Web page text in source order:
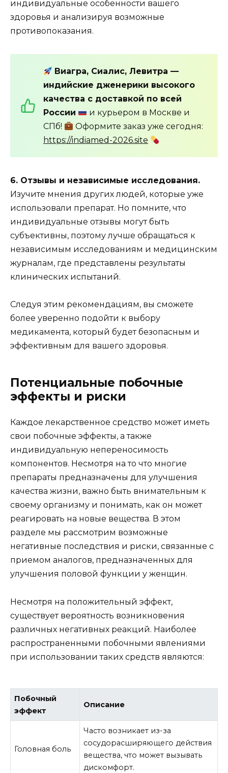
индивидуальные особенности вашего
здоровья и анализируя возможные
противопоказания.
Виагра, Сиалис, Левитра —
индийские дженерики высокого
качества с доставкой по всей
России
и курьером в Москве и
СПб!
Оформите заказ уже сегодня:
https://indiamed-2026.site
6. Отзывы и независимые исследования.
Изучите мнения других людей, которые уже
использовали препарат. Но помните, что
индивидуальные отзывы могут быть
субъективны, поэтому лучше обращаться к
независимым исследованиям и медицинским
журналам, где представлены результаты
клинических испытаний.
Следуя этим рекомендациям, вы сможете
более уверенно подойти к выбору
медикамента, который будет безопасным и
эффективным для вашего здоровья.
Потенциальные побочные
эффекты и риски
Каждое лекарственное средство может иметь
свои побочные эффекты, а также
индивидуальную непереносимость
компонентов. Несмотря на то что многие
препараты предназначены для улучшения
качества жизни, важно быть внимательным к
своему организму и понимать, как он может
реагировать на новые вещества. В этом
разделе мы рассмотрим возможные
негативные последствия и риски, связанные с
приемом аналогов, предназначенных для
улучшения половой функции у женщин.
Несмотря на положительный эффект,
существует вероятность возникновения
различных негативных реакций. Наиболее
распространенными побочными явлениями
при использовании таких средств являются:
Побочный
эффект
Описание
Головная боль
Часто возникает из-за
сосудорасширяющего действия
вещества, что может вызывать
дискомфорт.